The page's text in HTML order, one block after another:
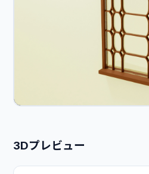
3Dプレビュー